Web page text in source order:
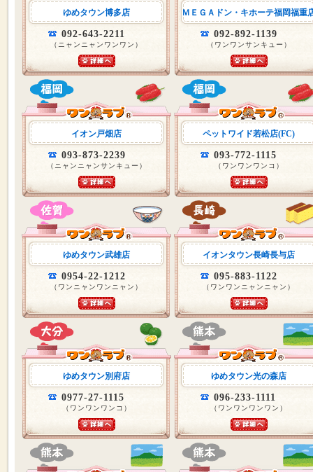
ゆめタウン博多店
092-643-2211
（ニャンニャンワンワン）
ＭＥＧＡドン・キホーテ福岡福重
092-892-1139
（ワンワンサンキュー）
イオン戸畑店
093-873-2239
（ニャンニャンサンキュー）
ペットワイド若松店(FC)
093-772-1115
（ワンワンワンコ）
ゆめタウン武雄店
0954-22-1212
（ワンニャンワンニャン）
イオンタウン長崎長与店
095-883-1122
（ワンワンニャンニャン）
ゆめタウン別府店
0977-27-1115
（ワンワンワンコ）
ゆめタウン光の森店
096-233-1111
（ワンワンワンワン）